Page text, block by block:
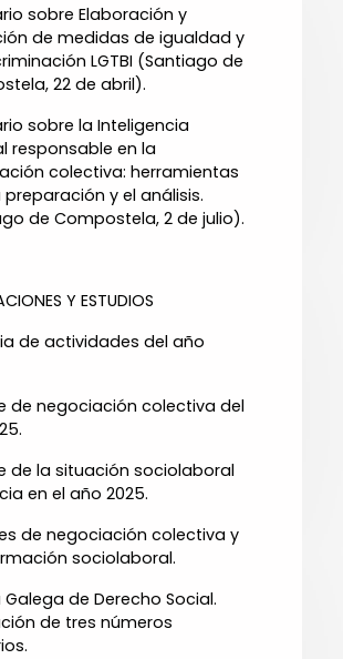
sobre Elaboración y
de medidas de igualdad y
LGTBI (Santiago de
22 de abril).
sobre la Inteligencia
responsable en la
colectiva: herramientas
y el análisis.
de Compostela, 2 de julio).
Y ESTUDIOS
de actividades del año
de negociación colectiva del
de la situación sociolaboral
en el año 2025.
de negociación colectiva y
sociolaboral.
Galega de Derecho Social.
de tres números